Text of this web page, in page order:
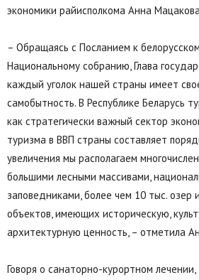
экономики райисполкома Анна
– Обращаясь с Посланием к
Национальному собранию, Глава
каждый уголок нашей страны имеет
самобытность. В Республике Беларусь
как стратегически важный сектор
туризма в ВВП страны составляет
увеличения мы располагаем
большими лесными массивами,
заповедниками, более чем 10 тыс. озер
объектов, имеющих историческую,
архитектурную ценность, – отметила
Говоря о санаторно-курортном